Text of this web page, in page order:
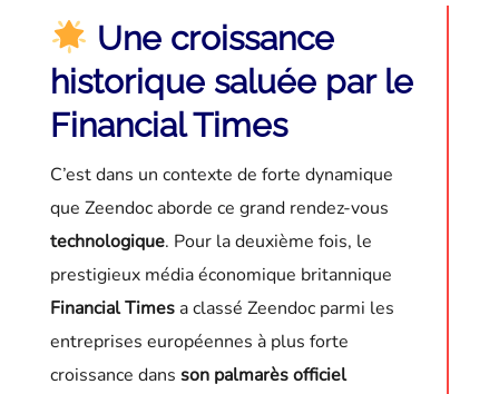
Une croissance
historique saluée par le
Financial Times
C’est dans un contexte de forte dynamique
que Zeendoc aborde ce grand rendez-vous
technologique. Pour la deuxième fois, le
prestigieux média économique britannique
Financial Timesa classé Zeendoc parmi les
entreprises européennes à plus forte
croissance dans son palmarès officiel